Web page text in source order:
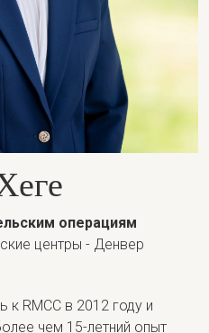
операциям
центры - Денвер
RMCC в 2012 году и
чем 15-летний опыт